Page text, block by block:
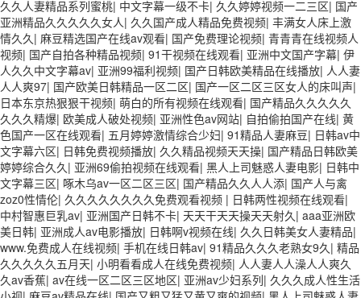
久久人妻精品系列蜜桃| 中文字幕一级不卡| 久久婷婷视频一二三区| 国产
亚洲精品久久久久久女人| 久久国产成人精品免费视频| 丰满女人床上激
情久久 | 麻豆精选国产在线av观看| 国产免费理论视频| 青青青在线视频人
视频| 国产自拍各种精品视频| 91干视频在线观看| 亚洲中文国产字幕| 伊
人久久中文字幕av| 亚洲99福利视频| 国产日韩欧美精品在线播放| 人人妻
人人爽97| 国产欧美日韩精品一区二区| 国产一区二区三区女人的床叫声|
日本东京热狠狠干视频| 萌白的所有视频在线观看| 国产精品久久久久久
久久久精爆| 欧美成人破处视频| 亚洲性色av网站| 自拍偷拍国产在线| 黄
色国产一区在线观看| 五月婷婷激情综合少妇| 91精品人妻麻豆| 日韩av中
文字幕六区| 日韩免费视频播放| 久久精品视频天天操| 国产精品日韩欧美
婷婷综合久久 | 亚洲69偷拍视频在线观看| 黑人上司魅惑人妻电影| 日韩中
文字幕三区| 啄木乌av一区二区三区| 国产精品久久人人添| 国产人与禽
zoz0性情伦| 久久久久久久久久免费观看视频 | 日韩两性视频在线观看|
中村智惠巨乳av| 亚洲国产日韩不卡| 天天干天天操天天射久 | aaa亚洲欧
美日韩| 亚洲成人av电影播放| 日韩啊v视频在线| 久久日韩美女人妻精品|
www.免费成人在线视频| 手机在线日韩av| 91精品久久久老熟女9久 | 精品
久久久久久五月天| 小明看看成人在线免费视频| 人人妻人人澡人人爽久
久av香蕉| av在线一区二区三区地区| 亚洲av少妇系列| 久久久成人性生活